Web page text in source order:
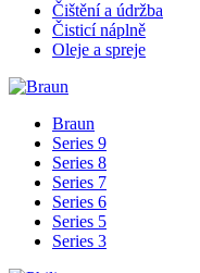
Čištění a údržba
Čisticí náplně
Oleje a spreje
Braun
Series 9
Series 8
Series 7
Series 6
Series 5
Series 3